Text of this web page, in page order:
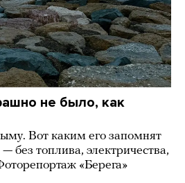
не было, как
Вот каким его запомнят
без топлива, электричества,
«Берега»